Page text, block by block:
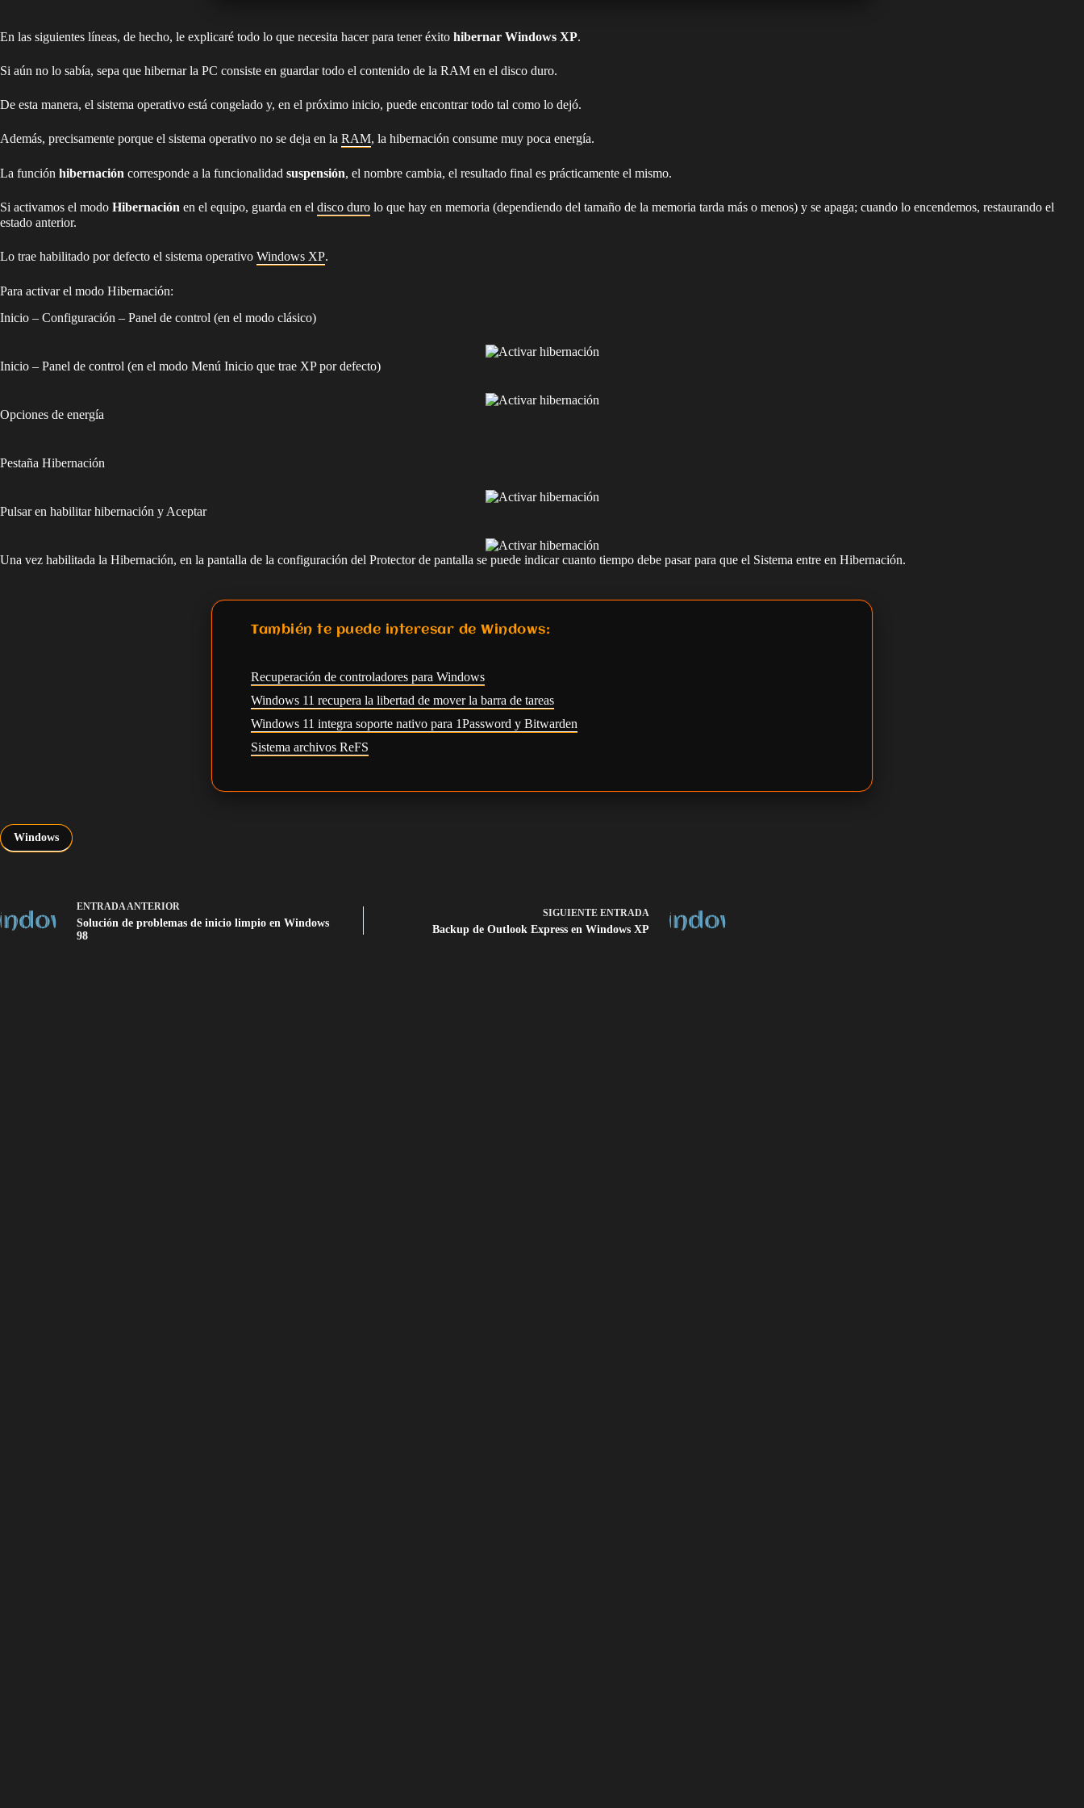
En las siguientes líneas, de hecho, le explicaré todo lo que necesita hacer para tener éxito hibernar Windows XP.
Si aún no lo sabía, sepa que hibernar la PC consiste en guardar todo el contenido de la RAM en el disco duro.
De esta manera, el sistema operativo está congelado y, en el próximo inicio, puede encontrar todo tal como lo dejó.
Además, precisamente porque el sistema operativo no se deja en la RAM, la hibernación consume muy poca energía.
La función hibernación corresponde a la funcionalidad suspensión, el nombre cambia, el resultado final es prácticamente el mismo.
Si activamos el modo Hibernación en el equipo, guarda en el disco duro lo que hay en memoria (dependiendo del tamaño de la memoria tarda más o menos) y se apaga; cuando lo encendemos, restaurando el
estado anterior.
Lo trae habilitado por defecto el sistema operativo Windows XP.
Para activar el modo Hibernación:
Inicio – Configuración – Panel de control (en el modo clásico)
Inicio – Panel de control (en el modo Menú Inicio que trae XP por defecto)
Opciones de energía
Pestaña Hibernación
Pulsar en habilitar hibernación y Aceptar
Una vez habilitada la Hibernación, en la pantalla de la configuración del Protector de pantalla se puede indicar cuanto tiempo debe pasar para que el Sistema entre en Hibernación.
También te puede interesar de Windows:
Recuperación de controladores para Windows
Windows 11 recupera la libertad de mover la barra de tareas
Windows 11 integra soporte nativo para 1Password y Bitwarden
Sistema archivos ReFS
Windows
ENTRADA ANTERIOR
Solución de problemas de inicio limpio en Windows
98
SIGUIENTE ENTRADA
Backup de Outlook Express en Windows XP